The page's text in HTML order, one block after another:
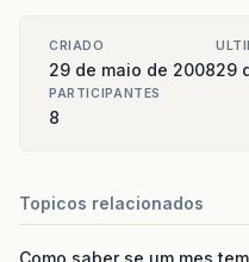
CRIADO
29 de maio de 200829
PARTICIPANTES
8
Topicos relacionados